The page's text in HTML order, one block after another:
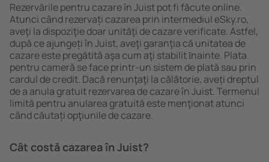
Rezervările pentru cazare în Juist pot fi făcute online.
Atunci când rezervați cazarea prin intermediul eSky.ro,
aveţi la dispoziţie doar unităţi de cazare verificate. Astfel,
după ce ajungeți în Juist, aveţi garanţia că unitatea de
cazare este pregătită aşa cum aţi stabilit ȋnainte. Plata
pentru cameră se face printr-un sistem de plată sau prin
cardul de credit. Dacă renunţaţi la călătorie, aveți dreptul
de a anula gratuit rezervarea de cazare în Juist. Termenul
limită pentru anularea gratuită este menţionat atunci
când căutați opţiunile de cazare.
Cât costă cazarea în Juist?